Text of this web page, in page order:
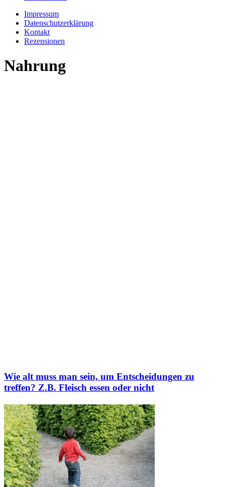
Impressum
Datenschutzerklärung
Kontakt
Rezensionen
Nahrung
Wie alt muss man sein, um Entscheidungen zu
treffen? Z.B. Fleisch essen oder nicht